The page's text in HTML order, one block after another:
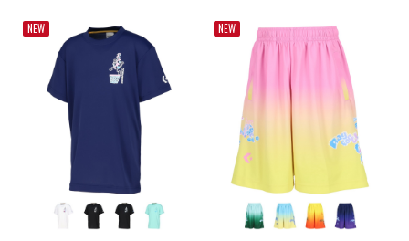
NEW NEW